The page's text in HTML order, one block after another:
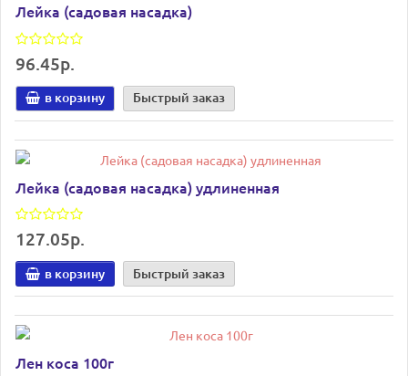
Лейка (садовая насадка)
96.45р.
в корзину Быстрый заказ
Лейка (садовая насадка) удлиненная
127.05р.
в корзину Быстрый заказ
Лен коса 100г